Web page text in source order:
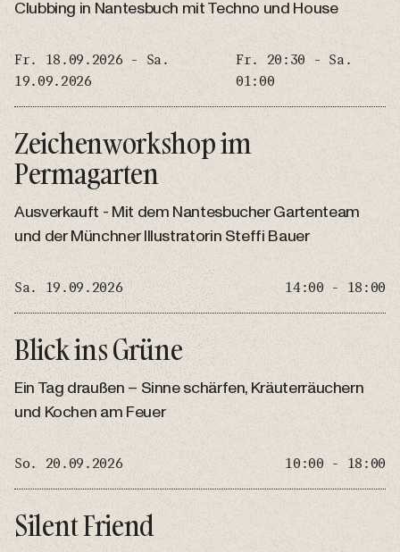
Clubbing in Nantesbuch mit Techno und House
Fr. 18.09.2026 - Sa.
19.09.2026
Fr. 20:30 - Sa.
01:00
Zeichenworkshop im
Permagarten
Ausverkauft - Mit dem Nantesbucher Gartenteam
und der Münchner Illustratorin Steffi Bauer
Sa. 19.09.2026 14:00 - 18:00
Blick ins Grüne
Ein Tag draußen – Sinne schärfen, Kräuterräuchern
und Kochen am Feuer
So. 20.09.2026 10:00 - 18:00
Silent Friend